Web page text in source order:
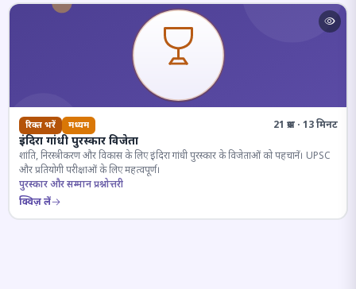
रिक्त भरें मध्यम 21 प्रश्न · 13 मिनट
इंदिरा गांधी पुरस्कार विजेता
शांति, निरस्त्रीकरण और विकास के लिए इंदिरा गांधी पुरस्कार के विजेताओं को पहचानें। UPSC
और प्रतियोगी परीक्षाओं के लिए महत्वपूर्ण।
पुरस्कार और सम्मान प्रश्नोत्तरी
क्विज़ लें